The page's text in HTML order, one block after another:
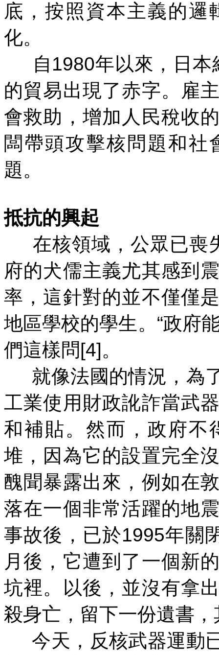
底，按照資本主義的邏
化。
自 1980年以來，日本
的貿易出現了赤字。雇
會救助，增加人民稅收
闆帶頭攻擊核問題和社
題。
抵抗的興起
在核領域，公眾已喪
府的犬儒主義尤其感到
率，這針對的並不僅僅
地區學校的學生。 “政府
們這樣問[4]。
就像法國的情況，為
工業使用財政訛詐當武
和補貼。然而，政府不
堆，因為它的設置完全
醜聞暴露出來，例如在
落在一個非常活躍的地
事故後，已於1995年關
月後，它遭到了一個新
坑裡。以後，並沒有拿
殺身亡，留下一份遺書
今天，反核武器運動